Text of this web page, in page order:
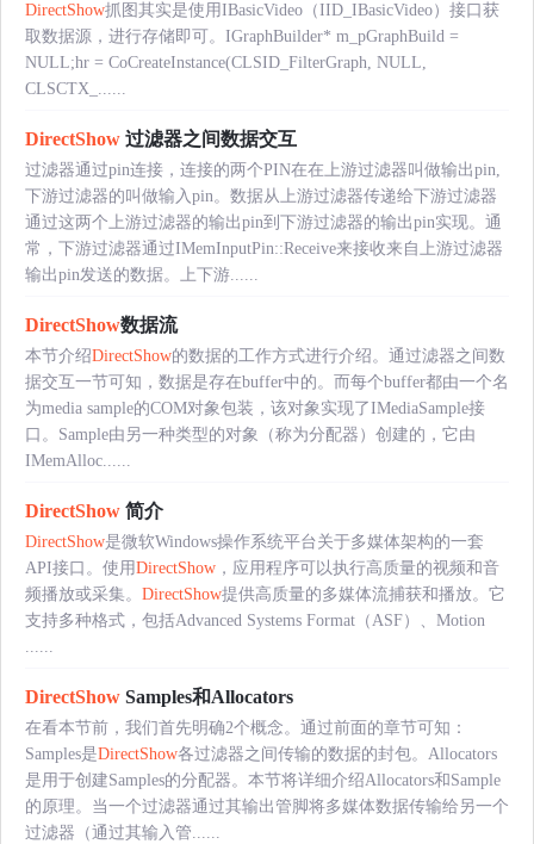
DirectShow抓图其实是使用IBasicVideo（IID_IBasicVideo）接口获
取数据源，进行存储即可。IGraphBuilder* m_pGraphBuild =
NULL;hr = CoCreateInstance(CLSID_FilterGraph, NULL,
CLSCTX_......
DirectShow 过滤器之间数据交互
过滤器通过pin连接，连接的两个PIN在在上游过滤器叫做输出pin,
下游过滤器的叫做输入pin。数据从上游过滤器传递给下游过滤器
通过这两个上游过滤器的输出pin到下游过滤器的输出pin实现。通
常，下游过滤器通过IMemInputPin::Receive来接收来自上游过滤器
输出pin发送的数据。上下游......
DirectShow数据流
本节介绍DirectShow的数据的工作方式进行介绍。通过滤器之间数
据交互一节可知，数据是存在buffer中的。而每个buffer都由一个名
为media sample的COM对象包装，该对象实现了IMediaSample接
口。Sample由另一种类型的对象（称为分配器）创建的，它由
IMemAlloc......
DirectShow 简介
DirectShow是微软Windows操作系统平台关于多媒体架构的一套
API接口。使用DirectShow ，应用程序可以执行高质量的视频和音
频播放或采集。 DirectShow提供高质量的多媒体流捕获和播放。它
支持多种格式，包括Advanced Systems Format（ASF）、Motion
......
DirectShow Samples和Allocators
在看本节前，我们首先明确2个概念。通过前面的章节可知：
Samples是DirectShow各过滤器之间传输的数据的封包。Allocators
是用于创建Samples的分配器。本节将详细介绍Allocators和Sample
的原理。当一个过滤器通过其输出管脚将多媒体数据传输给另一个
过滤器（通过其输入管......